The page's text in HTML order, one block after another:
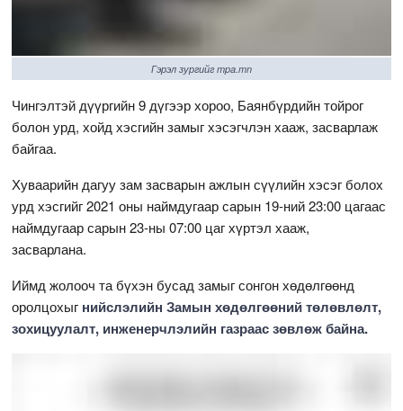
Гэрэл зургийг mpa.mn
Чингэлтэй дүүргийн 9 дүгээр хороо, Баянбүрдийн тойрог
болон урд, хойд хэсгийн замыг хэсэгчлэн хааж, засварлаж
байгаа.
Хуваарийн дагуу зам засварын ажлын сүүлийн хэсэг болох
урд хэсгийг 2021 оны наймдугаар сарын 19-ний 23:00 цагаас
наймдугаар сарын 23-ны 07:00 цаг хүртэл хааж,
засварлана.
Иймд жолооч та бүхэн бусад замыг сонгон хөдөлгөөнд
оролцохыг нийслэлийн Замын хөдөлгөөний төлөвлөлт,
зохицуулалт, инженерчлэлийн газраас зөвлөж байна.